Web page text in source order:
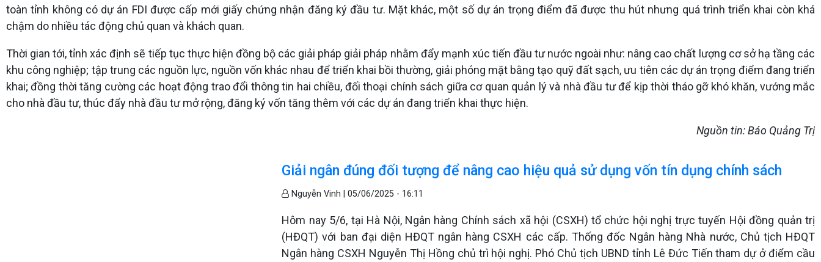
toàn tỉnh không có dự án FDI được cấp mới giấy chứng nhận đăng ký đầu tư. Mặt khác, một số dự án trọng điểm đã được thu hút nhưng quá trình triển khai còn khá
chậm do nhiều tác động chủ quan và khách quan.
Thời gian tới, tỉnh xác định sẽ tiếp tục thực hiện đồng bộ các giải pháp giải pháp nhằm đẩy mạnh xúc tiến đầu tư nước ngoài như: nâng cao chất lượng cơ sở hạ tầng các
khu công nghiệp; tập trung các nguồn lực, nguồn vốn khác nhau để triển khai bồi thường, giải phóng mặt bằng tạo quỹ đất sạch, ưu tiên các dự án trọng điểm đang triển
khai; đồng thời tăng cường các hoạt động trao đổi thông tin hai chiều, đối thoại chính sách giữa cơ quan quản lý và nhà đầu tư để kịp thời tháo gỡ khó khăn, vướng mắc
cho nhà đầu tư, thúc đẩy nhà đầu tư mở rộng, đăng ký vốn tăng thêm với các dự án đang triển khai thực hiện.
Nguồn tin: Báo Quảng Trị
Giải ngân đúng đối tượng để nâng cao hiệu quả sử dụng vốn tín dụng chính sách
Nguyễn Vinh |05/06/2025 - 16:11
Hôm nay 5/6, tại Hà Nội, Ngân hàng Chính sách xã hội (CSXH) tổ chức hội nghị trực tuyến Hội đồng quản trị
(HĐQT) với ban đại diện HĐQT ngân hàng CSXH các cấp. Thống đốc Ngân hàng Nhà nước, Chủ tịch HĐQT
Ngân hàng CSXH Nguyễn Thị Hồng chủ trì hội nghị. Phó Chủ tịch UBND tỉnh Lê Đức Tiến tham dự ở điểm cầu